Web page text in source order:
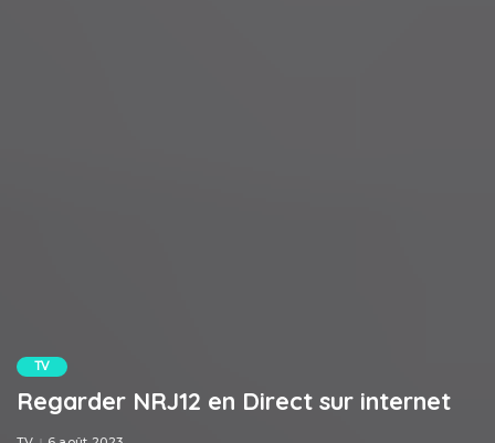
TV
Regarder NRJ12 en Direct sur internet